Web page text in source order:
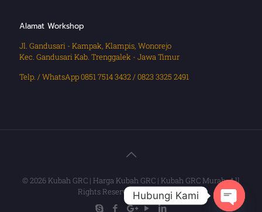
Alamat Workshop
Jl. Gandusari - Kampak, Klampis, Wonorejo
Kec. Gandusari Kab. Trenggalek - Jawa Timur
Telp. / WhatsApp 0851 7514 3432 / 0823 3325 2491
© 2026 Kubah GRC | Harga Kubah GRC | Kubah GRC Murah. All
Rights Reserved.Muffin group
Hubungi Kami